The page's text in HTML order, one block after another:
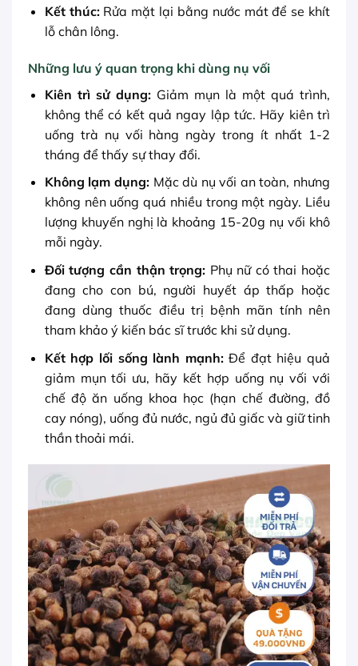
Kết thúc:Rửa mặt lại bằng nước mát để se khít
lỗ chân lông.
Những lưu ý quan trọng khi dùng nụ vối
Kiên trì sử dụng:Giảm mụn là một quá trình,
không thể có kết quả ngay lập tức. Hãy kiên trì
uống trà nụ vối hàng ngày trong ít nhất 1-2
tháng để thấy sự thay đổi.
Không lạm dụng:Mặc dù nụ vối an toàn, nhưng
không nên uống quá nhiều trong một ngày. Liều
lượng khuyến nghị là khoảng 15-20g nụ vối khô
mỗi ngày.
Đối tượng cần thận trọng: Phụ nữ có thai hoặc
đang cho con bú, người huyết áp thấp hoặc
đang dùng thuốc điều trị bệnh mãn tính nên
tham khảo ý kiến bác sĩ trước khi sử dụng.
Kết hợp lối sống lành mạnh:Để đạt hiệu quả
giảm mụn tối ưu, hãy kết hợp uống nụ vối với
chế độ ăn uống khoa học (hạn chế đường, đồ
cay nóng), uống đủ nước, ngủ đủ giấc và giữ tinh
thần thoải mái.